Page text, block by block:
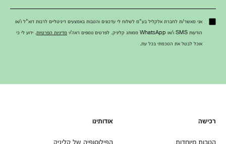
אני מאשר/ת לחברת אלקליל בע"מ לשלוח לי עדכונים והטבות באמצעים דיגיטליים לרבות דוא"ל ו/או
הודעות SMS ו/או WhatsApp ממותג קליניק. לפרטים נוספים ראה/י
מדיניות הפרטיות . ידוע לי כי
אוכל לבטל את הסכמתי בכל עת.
רכישה
הטבות מיוחדות
אודותינו
הפילוסופיה של קליניק